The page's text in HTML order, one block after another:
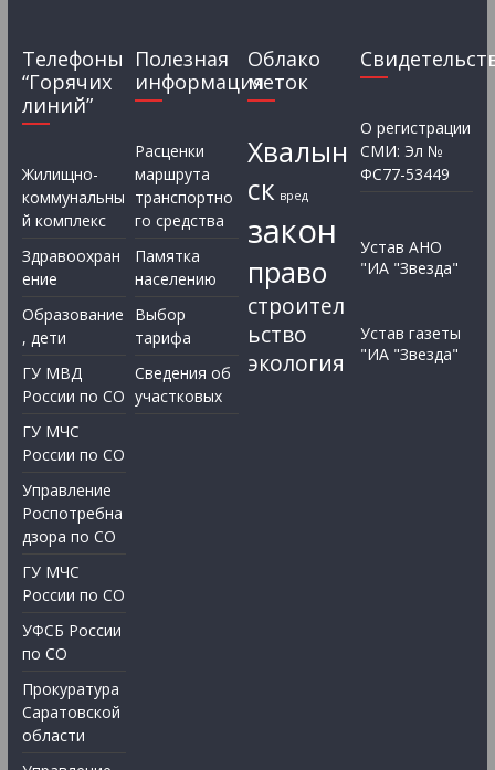
Телефоны
“Горячих
линий”
Жилищно-
коммунальны
й комплекс
Здравоохран
ение
Образование
, дети
ГУ МВД
России по СО
ГУ МЧС
России по СО
Управление
Роспотребна
дзора по СО
ГУ МЧС
России по СО
УФСБ России
по СО
Прокуратура
Саратовской
области
Полезная
информация
Расценки
маршрута
транспортно
го средства
Памятка
населению
Выбор
тарифа
Сведения об
участковых
Облако
меток
Хвалын
ск вред
закон
право
строител
ьство
экология
О регистрации
СМИ: Эл №
ФС77-53449
Устав АНО
"ИА "Звезда"
Устав газеты
"ИА "Звезда"